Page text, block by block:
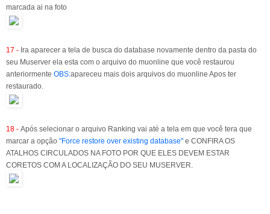
marcada ai na foto
17 - Ira aparecer a tela de busca do database novamente dentro da pasta do
seu Muserver ela esta com o arquivo do muonline que você restaurou
anteriormente OBS:apareceu mais dois arquivos do muonline Apos ter
restaurado.
18 - Após selecionar o arquivo Ranking vai até a tela em que você tera que
marcar a opção "Force restore over existing database" e CONFIRA OS
ATALHOS CIRCULADOS NA FOTO POR QUE ELES DEVEM ESTAR
CORETOS COM A LOCALIZAÇÃO DO SEU MUSERVER.